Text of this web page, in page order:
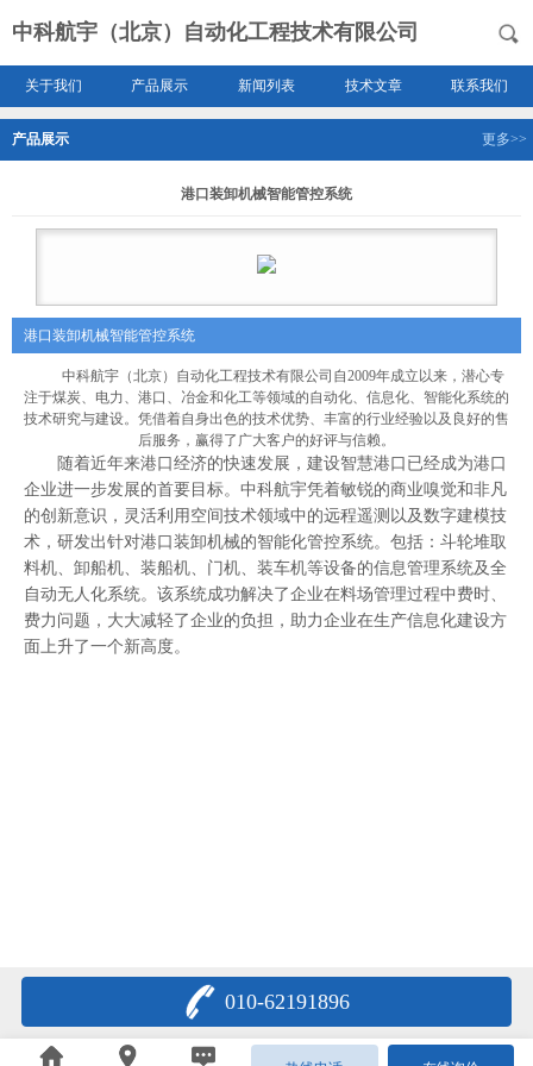
中科航宇（北京）自动化工程技术有限公司
关于我们 产品展示 新闻列表 技术文章 联系我们
产品展示 更多>>
港口装卸机械智能管控系统
港口装卸机械智能管控系统
中科航宇（北京）自动化工程技术有限公司自2009年成立以来，潜心专
注于煤炭、电力、港口、冶金和化工等领域的自动化、信息化、智能化系统的
技术研究与建设。凭借着自身出色的技术优势、丰富的行业经验以及良好的售
后服务，赢得了广大客户的好评与信赖。
随着近年来港口经济的快速发展，建设智慧港口已经成为港口
企业进一步发展的首要目标。中科航宇凭着敏锐的商业嗅觉和非凡
的创新意识，灵活利用空间技术领域中的远程遥测以及数字建模技
术，研发出针对港口装卸机械的智能化管控系统。包括：斗轮堆取
料机、卸船机、装船机、门机、装车机等设备的信息管理系统及全
自动无人化系统。该系统成功解决了企业在料场管理过程中费时、
费力问题，大大减轻了企业的负担，助力企业在生产信息化建设方
面上升了一个新高度。
010-62191896